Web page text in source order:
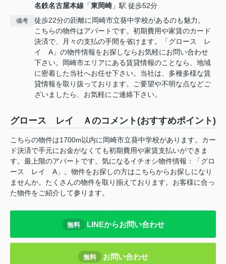
名鉄名古屋本線 「東岡崎 」駅 徒歩52分
備考
徒歩22分の距離に岡崎市立葵中学校があるのも魅力。
こちらの物件はアパートです。初期費用や家賃のカード
決済で、月々の支払の手間を省けます。「グロース レ
イ A」の物件情報をお探しならお気軽にお問い合わせ
下さい。岡崎市エリアにある賃貸情報のことなら、地域
に密着した当社へお任せ下さい。当社は、多種多様な賃
貸情報を取り扱っております。ご要望や不明な点などご
ざいましたら、お気軽にご連絡下さい。
グロース レイ Ａのコメント(おすすめポイント)
こちらの物件は1700m以内に岡崎市立葵中学校があります。カー
ド決済で手元にお金がなくても初期費用や家賃支払いができま
す。最上階のアパートです。気になるイチオシ物件情報：「グロ
ース レイ A」。物件をお探しの方はこちらからお探しになり
ませんか。たくさんの物件を取り揃えております。お客様に合っ
た物件をご紹介して参ります。
無料 LINEからお問い合わせ
無料 お問い合わせ